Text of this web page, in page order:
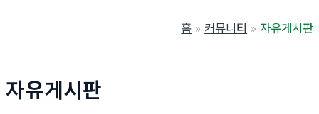
홈 커뮤니티 자유게시판
자유게시판